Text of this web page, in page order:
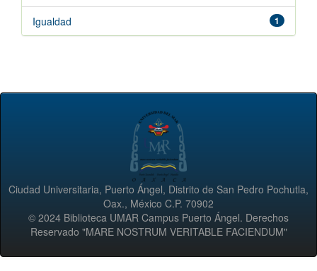
1
Igualdad
Ciudad Universitaria, Puerto Ángel, Distrito de San Pedro Pochutla,
Oax., México C.P. 70902
© 2024 Biblioteca UMAR Campus Puerto Ángel. Derechos
Reservado "MARE NOSTRUM VERITABLE FACIENDUM"